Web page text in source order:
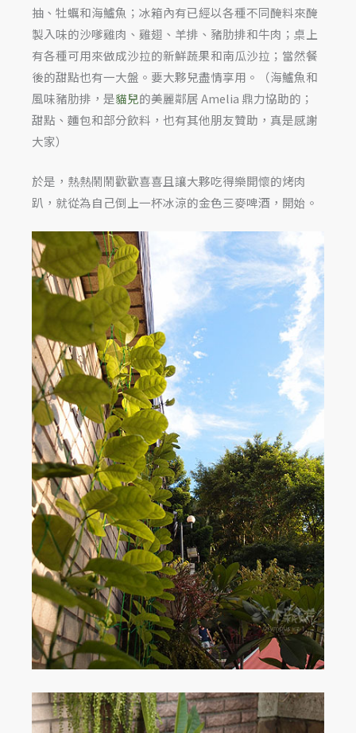
抽、牡蠣和海鱸魚；冰箱內有已經以各種不同醃料來醃
製入味的沙嗲雞肉、雞翅、羊排、豬肋排和牛肉；桌上
有各種可用來做成沙拉的新鮮蔬果和南瓜沙拉；當然餐
後的甜點也有一大盤。要大夥兒盡情享用。（海鱸魚和
風味豬肋排，是貓兒的美麗鄰居 Amelia 鼎力協助的；
甜點、麵包和部分飲料，也有其他朋友贊助，真是感謝
大家）
於是，熱熱鬧鬧歡歡喜喜且讓大夥吃得樂開懷的烤肉
趴，就從為自己倒上一杯冰涼的金色三麥啤酒，開始。